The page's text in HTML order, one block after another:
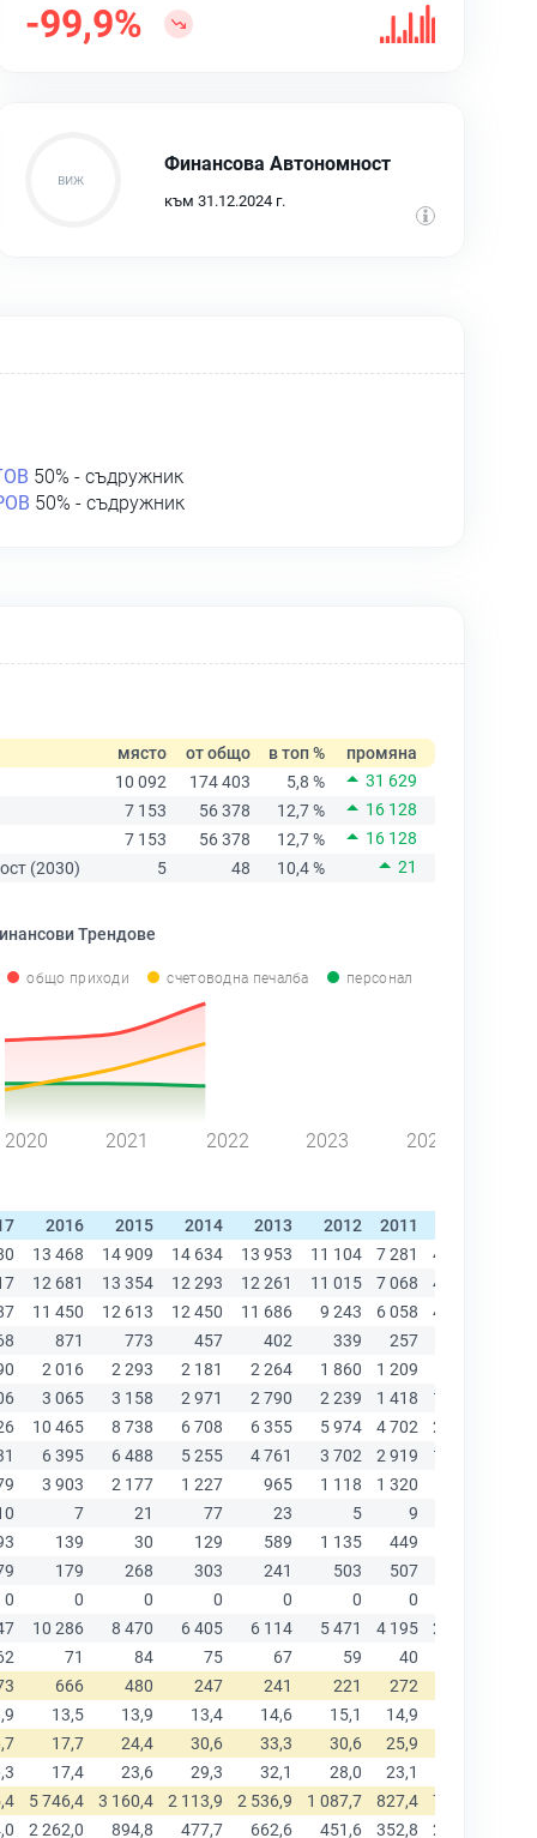
-99,9%
Финансова Автономност
към 31.12.2024 г.
50% - съдружник
50% - съдружник
място от общо в топ %
промяна
10 092
174 403 5,8 %
31 629
7 153
56 378 12,7 %
16 128
7 153
56 378 12,7 %
16 128
(2030)
5 48 10,4 % 21
Трендове
общо приходи счетоводна печалба персонал
2020 2021 2022 2023 2024
2016 2015 2014 2013 2012 2011